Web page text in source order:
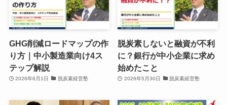
GHG削減ロードマップの作
り方｜中小製造業向け4ス
テップ解説
2026年6月1日 脱炭素経営塾
脱炭素しないと融資が不利
に？銀行が中小企業に求め
始めたこと
2026年5月30日 脱炭素経営塾